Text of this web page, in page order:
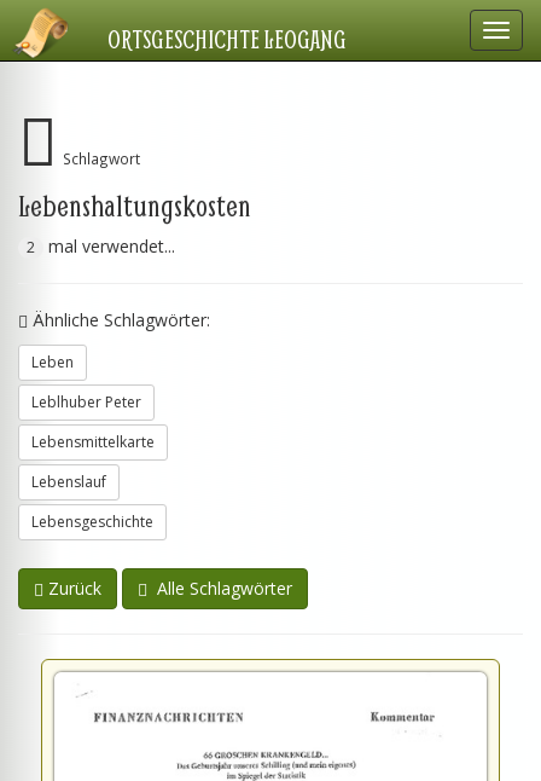
ORTSGESCHICHTE LEOGANG
Schlagwort
Lebenshaltungskosten
2 mal verwendet...
Ähnliche Schlagwörter:
Leben
Leblhuber Peter
Lebensmittelkarte
Lebenslauf
Lebensgeschichte
Zurück Alle Schlagwörter